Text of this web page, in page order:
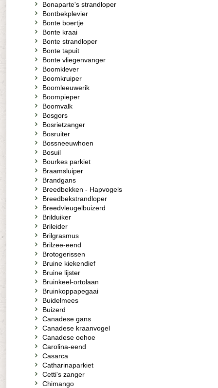
Bonaparte's strandloper
Bontbekplevier
Bonte boertje
Bonte kraai
Bonte strandloper
Bonte tapuit
Bonte vliegenvanger
Boomklever
Boomkruiper
Boomleeuwerik
Boompieper
Boomvalk
Bosgors
Bosrietzanger
Bosruiter
Bossneeuwhoen
Bosuil
Bourkes parkiet
Braamsluiper
Brandgans
Breedbekken - Hapvogels
Breedbekstrandloper
Breedvleugelbuizerd
Brilduiker
Brileider
Brilgrasmus
Brilzee-eend
Brotogerissen
Bruine kiekendief
Bruine lijster
Bruinkeel-ortolaan
Bruinkoppapegaai
Buidelmees
Buizerd
Canadese gans
Canadese kraanvogel
Canadese oehoe
Carolina-eend
Casarca
Catharinaparkiet
Cetti's zanger
Chimango